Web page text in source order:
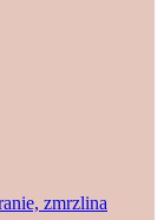
zmrzlina